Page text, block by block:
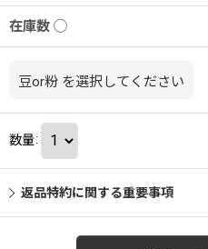
在庫数 ◯
豆or粉 を選択してください
数量:
返品特約に関する重要事項